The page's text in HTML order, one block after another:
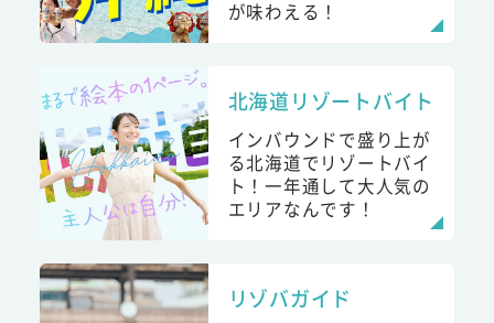
が味わえる！
北海道リゾートバイト
インバウンドで盛り上が
る北海道でリゾートバイ
ト！一年通して大人気の
エリアなんです！
リゾバガイド